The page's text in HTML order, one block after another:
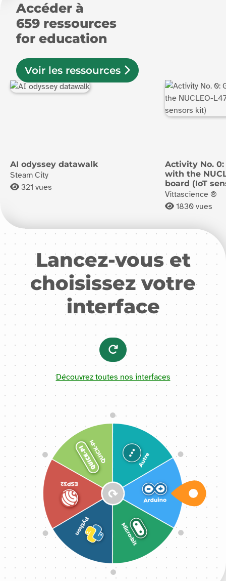
Accéder à
659 ressources
for education
Voir les ressources
AI odyssey datawalk
Steam City
321 vues
Activity No.
with the
board (IoT
Vittascience ®
1830 vues
Lancez-vous et
choisissez votre
interface
Découvrez toutes nos interfaces